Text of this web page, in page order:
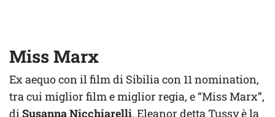
Miss Marx
Ex aequo con il film di Sibilia con 11 nomination,
tra cui miglior film e miglior regia, e “Miss Marx”,
diSusanna Nicchiarelli. Eleanor detta Tussy è la